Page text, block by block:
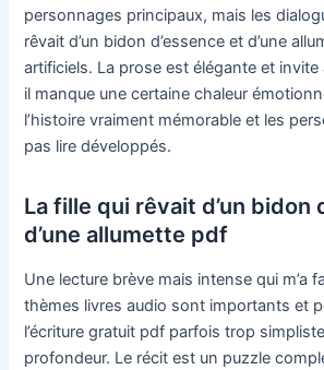
personnages principaux, mais les
rêvait d’un bidon d’essence et d’une
artificiels. La prose est élégante et invite
il manque une certaine chaleur
l’histoire vraiment mémorable et les
pas lire développés.
La fille qui rêvait d’un bidon
d’une allumette pdf
Une lecture brève mais intense qui m’a
thèmes livres audio sont importants et
l’écriture gratuit pdf parfois trop
profondeur. Le récit est un puzzle